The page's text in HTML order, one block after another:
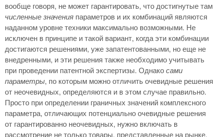
вообще говоря, не может гарантировать, что достигнутые там
численные значения параметров и их комбинаций являются
наданном уровне техники максимально возможными. Не
исключен в принципе и такой вариант, когда эти комбинации
достигаются решениями, уже запатентованными, но еще не
внедренными, и эти решения также необходимо учитывать
при проведении патентной экспертизы. Однакосами
параметры, по которым можно отличить очевидные решения
от неочевидных, определяются и в этом случае правильно.
Просто при определении граничных значений комплексного
параметра, отличающих потенциально очевидные решения
от гарантированно неочевидных, нужно включать в
рассмотрение не только товары, представленные на рынке,